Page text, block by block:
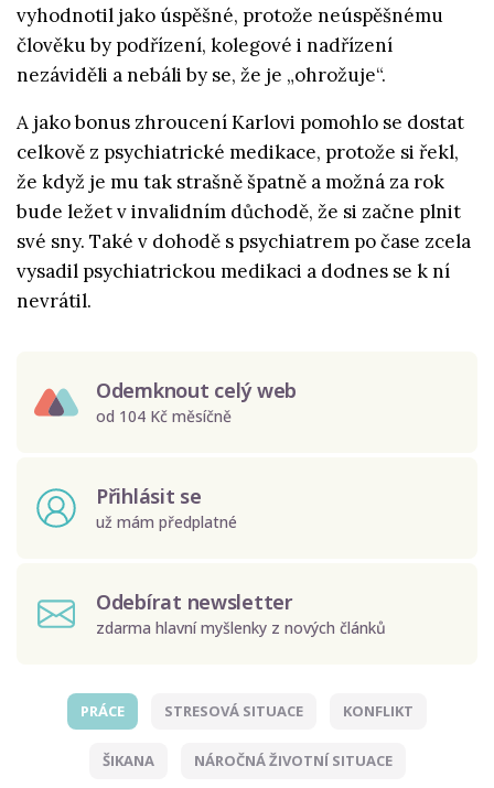
vyhodnotil jako úspěšné, protože neúspěšnému
člověku by podřízení, kolegové i nadřízení
nezáviděli a nebáli by se, že je „ohrožuje“.
A jako bonus zhroucení Karlovi pomohlo se dostat
celkově z psychiatrické medikace, protože si řekl,
že když je mu tak strašně špatně a možná za rok
bude ležet v invalidním důchodě, že si začne plnit
své sny. Také v dohodě s psychiatrem po čase zcela
vysadil psychiatrickou medikaci a dodnes se k ní
nevrátil.
Odemknout celý web
od 104 Kč měsíčně
Přihlásit se
už mám předplatné
Odebírat newsletter
zdarma hlavní myšlenky z nových článků
PRÁCE STRESOVÁ SITUACE KONFLIKT
ŠIKANA NÁROČNÁ ŽIVOTNÍ SITUACE